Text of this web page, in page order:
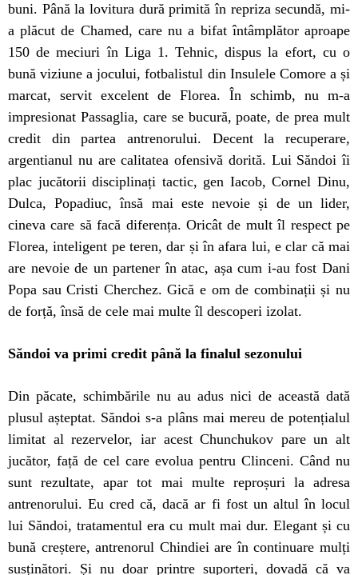
buni. Până la lovitura dură primită în repriza secundă, mi-
a plăcut de Chamed, care nu a bifat întâmplător aproape
150 de meciuri în Liga 1. Tehnic, dispus la efort, cu o
bună viziune a jocului, fotbalistul din Insulele Comore a și
marcat, servit excelent de Florea. În schimb, nu m-a
impresionat Passaglia, care se bucură, poate, de prea mult
credit din partea antrenorului. Decent la recuperare,
argentianul nu are calitatea ofensivă dorită. Lui Săndoi îi
plac jucătorii disciplinați tactic, gen Iacob, Cornel Dinu,
Dulca, Popadiuc, însă mai este nevoie și de un lider,
cineva care să facă diferența. Oricât de mult îl respect pe
Florea, inteligent pe teren, dar și în afara lui, e clar că mai
are nevoie de un partener în atac, așa cum i-au fost Dani
Popa sau Cristi Cherchez. Gică e om de combinații și nu
de forță, însă de cele mai multe îl descoperi izolat.
Săndoi va primi credit până la finalul sezonului
Din păcate, schimbările nu au adus nici de această dată
plusul așteptat. Săndoi s-a plâns mai mereu de potențialul
limitat al rezervelor, iar acest Chunchukov pare un alt
jucător, față de cel care evolua pentru Clinceni. Când nu
sunt rezultate, apar tot mai multe reproșuri la adresa
antrenorului. Eu cred că, dacă ar fi fost un altul în locul
lui Săndoi, tratamentul era cu mult mai dur. Elegant și cu
bună creștere, antrenorul Chindiei are în continuare mulți
susținători. Și nu doar printre suporteri, dovadă că va